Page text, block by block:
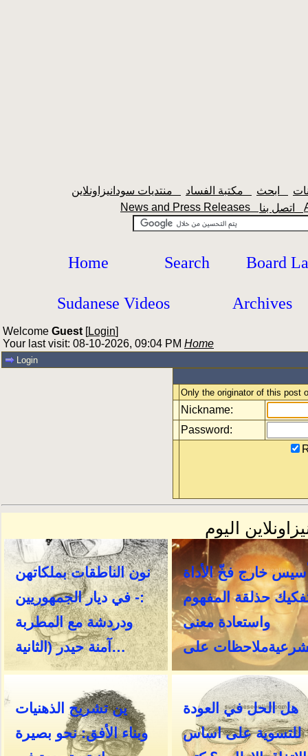
News and Press Releases
Home Search Board
Sudanese Videos Archives
Welcome Guest [Login]
Your last visit: 08-10-2026, 09:04 PM Home
Login
Only the originator of this post
Nickname:
Password: